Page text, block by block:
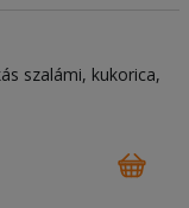
szalámi kukorica